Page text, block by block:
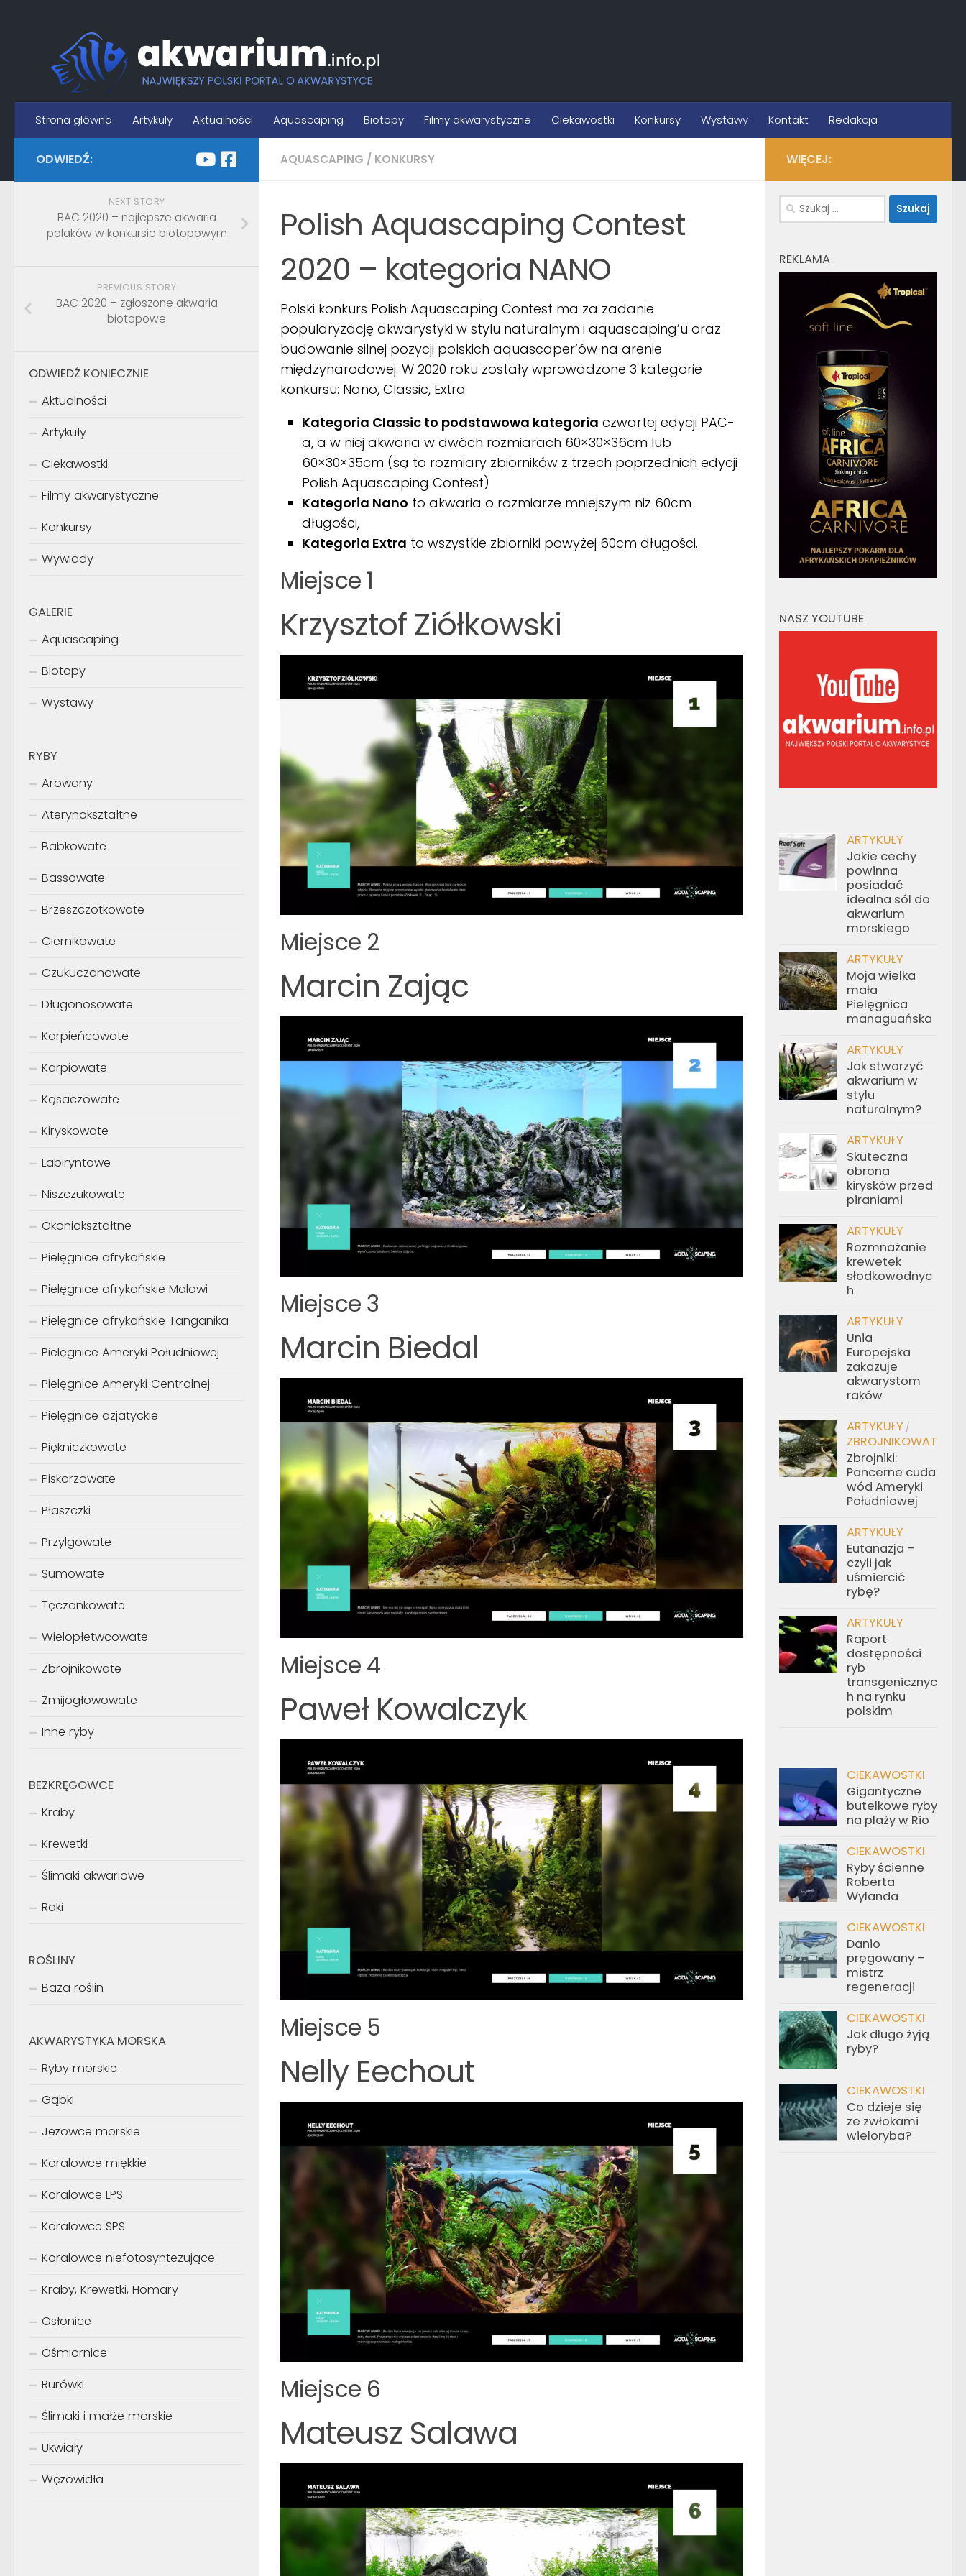
Strona główna Artykuły Aktualności Aquascaping Biotopy Filmy akwarystyczne Ciekawostki Konkursy Wystawy Kontakt Redakcja
AQUASCAPING / KONKURSY
Polish Aquascaping Contest
2020 – kategoria NANO
Polski konkurs Polish Aquascaping Contest ma za zadanie
popularyzację akwarystyki w stylu naturalnym i aquascaping’u oraz
budowanie silnej pozycji polskich aquascaper’ów na arenie
międzynarodowej. W 2020 roku zostały wprowadzone 3 kategorie
konkursu: Nano, Classic, Extra
Kategoria Classic to podstawowa kategoria czwartej edycji PAC-
a, a w niej akwaria w dwóch rozmiarach 60×30×36cm lub
60×30×35cm (są to rozmiary zbiorników z trzech poprzednich edycji
Polish Aquascaping Contest)
Kategoria Nano to akwaria o rozmiarze mniejszym niż 60cm
długości,
Kategoria Extra to wszystkie zbiorniki powyżej 60cm długości.
Miejsce 1
Krzysztof Ziółkowski
Miejsce 2
Marcin Zając
Miejsce 3
Marcin Biedal
Miejsce 4
Paweł Kowalczyk
Miejsce 5
Nelly Eechout
Miejsce 6
Mateusz Salawa
ODWIEDŹ:
NEXT STORY
BAC 2020 – najlepsze akwaria
polaków w konkursie biotopowym
PREVIOUS STORY
BAC 2020 – zgłoszone akwaria
biotopowe
ODWIEDŹ KONIECZNIE
Aktualności
Artykuły
Ciekawostki
Filmy akwarystyczne
Konkursy
Wywiady
GALERIE
Aquascaping
Biotopy
Wystawy
RYBY
Arowany
Aterynokształtne
Babkowate
Bassowate
Brzeszczotkowate
Ciernikowate
Czukuczanowate
Długonosowate
Karpieńcowate
Karpiowate
Kąsaczowate
Kiryskowate
Labiryntowe
Niszczukowate
Okoniokształtne
Pielęgnice afrykańskie
Pielęgnice afrykańskie Malawi
Pielęgnice afrykańskie Tanganika
Pielęgnice Ameryki Południowej
Pielęgnice Ameryki Centralnej
Pielęgnice azjatyckie
Piękniczkowate
Piskorzowate
Płaszczki
Przylgowate
Sumowate
Tęczankowate
Wielopłetwcowate
Zbrojnikowate
Żmijogłowowate
Inne ryby
BEZKRĘGOWCE
Kraby
Krewetki
Ślimaki akwariowe
Raki
ROŚLINY
Baza roślin
AKWARYSTYKA MORSKA
Ryby morskie
Gąbki
Jeżowce morskie
Koralowce miękkie
Koralowce LPS
Koralowce SPS
Koralowce niefotosyntezujące
Kraby, Krewetki, Homary
Osłonice
Ośmiornice
Rurówki
Ślimaki i małże morskie
Ukwiały
Wężowidła
WIĘCEJ:
Szukaj:
REKLAMA
NASZ YOUTUBE
ARTYKUŁY
Jakie cechy
powinna
posiadać
idealna sól do
akwarium
morskiego
ARTYKUŁY
Moja wielka
mała
Pielęgnica
managuańska
ARTYKUŁY
Jak stworzyć
akwarium w
stylu
naturalnym?
ARTYKUŁY
Skuteczna
obrona
kirysków przed
piraniami
ARTYKUŁY
Rozmnażanie
krewetek
słodkowodnyc
h
ARTYKUŁY
Unia
Europejska
zakazuje
akwarystom
raków
ARTYKUŁY /
ZBROJNIKOWATE
Zbrojniki:
Pancerne cuda
wód Ameryki
Południowej
ARTYKUŁY
Eutanazja –
czyli jak
uśmiercić
rybę?
ARTYKUŁY
Raport
dostępności
ryb
transgenicznyc
h na rynku
polskim
CIEKAWOSTKI
Gigantyczne
butelkowe ryby
na plaży w Rio
CIEKAWOSTKI
Ryby ścienne
Roberta
Wylanda
CIEKAWOSTKI
Danio
pręgowany –
mistrz
regeneracji
CIEKAWOSTKI
Jak długo żyją
ryby?
CIEKAWOSTKI
Co dzieje się
ze zwłokami
wieloryba?